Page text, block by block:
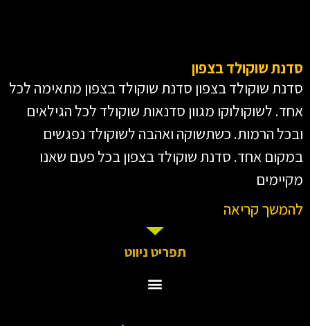
סדנת שוקולד בצפון
סדנת שוקולד בצפון סדנת שוקולד בצפון מתאימה לכל
אחד. לשוקולוקו מגוון סדנאות שוקולד לכל הגילאים
ובכל הרמות. כשתשוקה ואהבה לשוקולד נפגשים
במקום אחד. סדנת שוקולד בצפון בכל פעם שאנו
מקיימים
להמשך קריאה
תפריט ניווט